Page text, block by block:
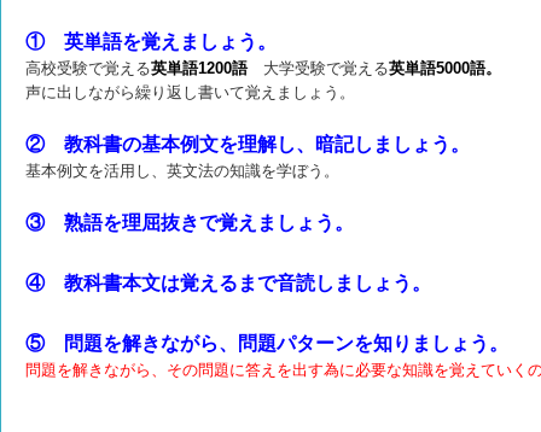
① 英単語を覚えましょう。
高校受験で覚える英単語1200語大学受験で覚える英単語5000語。
声に出しながら繰り返し書いて覚えましょう。
② 教科書の基本例文を理解し、暗記しましょう。
基本例文を活用し、英文法の知識を学ぼう。
③ 熟語を理屈抜きで覚えましょう。
④ 教科書本文は覚えるまで音読しましょう。
⑤ 問題を解きながら、問題パターンを知りましょう。
問題を解きながら、その問題に答えを出す為に必要な知識を覚えていく